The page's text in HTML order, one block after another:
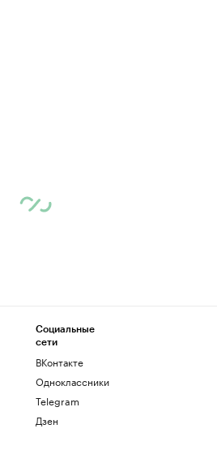
Социальные
сети
ВКонтакте
Одноклассники
Telegram
Дзен